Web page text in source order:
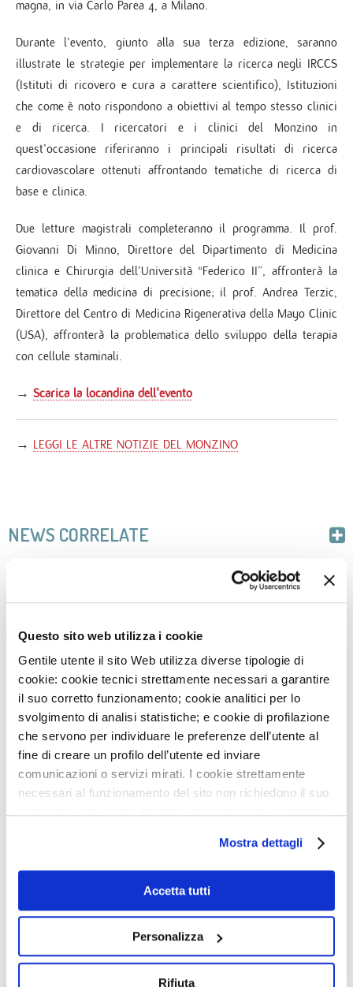
Questo sito web utilizza i cookie
Gentile utente il sito Web utilizza diverse tipologie di
cookie: cookie tecnici strettamente necessari a garantire
il suo corretto funzionamento; cookie analitici per lo
svolgimento di analisi statistiche; e cookie di profilazione
che servono per individuare le preferenze dell’utente al
fine di creare un profilo dell’utente ed inviare
comunicazioni o servizi mirati. I cookie strettamente
necessari al funzionamento del sito non richiedono il suo
Qualora non volesse esprimere preferenze può chiudere
il banner cliccando sul tasto x; in tal caso potranno
essere utilizzati solo i cookie strettamente necessari al
funzionamento del sito. Per “Maggiori Informazioni” la
Mostra dettagli
Accetta tutti
Personalizza
Rifiuta
magna, in via Carlo Parea 4, a Milano.
Durante l’evento, giunto alla sua terza edizione, saranno
illustrate le strategie per implementare la ricerca negli IRCCS
(Istituti di ricovero e cura a carattere scientifico), Istituzioni
che come è noto rispondono a obiettivi al tempo stesso clinici
e di ricerca. I ricercatori e i clinici del Monzino in
quest’occasione riferiranno i principali risultati di ricerca
cardiovascolare ottenuti affrontando tematiche di ricerca di
base e clinica.
Due letture magistrali completeranno il programma. Il prof.
Giovanni Di Minno, Direttore del Dipartimento di Medicina
clinica e Chirurgia dell’Università “Federico II”, affronterà la
tematica della medicina di precisione; il prof. Andrea Terzic,
Direttore del Centro di Medicina Rigenerativa della Mayo Clinic
(USA), affronterà la problematica dello sviluppo della terapia
con cellule staminali.
→ Scarica la locandina dell'evento
→ LEGGI LE ALTRE NOTIZIE DEL MONZINO
NEWS CORRELATE
LE ECCELLENZE SANITARIE
L’ESTERO
18SET2017
IL CUORE DELLE DONNE
8 GIU2017
LA RICERCA DEL MONZINO
CHIAMA LE DONNE
RICERCA CUORE CENTRO CARDIOLOGICO MONZINO
NEWS
AGO
IEO E MONZINO, MODELLI DI OSPEDALI GREEN IN
ITALIA
DIVENTA VOLONTARIO SOTTOVOCE: UN GESTO CHE
AVVISO: CHIUSURA SERVIZI
NIGHT RUN MONZINO: PUNTO ISCRIZIONI GIOVEDÌ